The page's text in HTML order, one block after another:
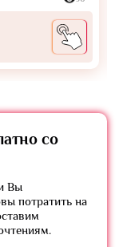
со
Вы
потратить на